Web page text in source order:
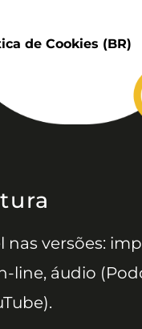
de Cookies (BR)
nas versões:
line, áudio